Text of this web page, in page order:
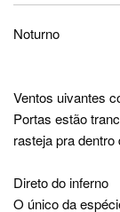
Noturno
Ventos uivantes
Portas estão
rasteja pra dentro
Direto do inferno
O único da